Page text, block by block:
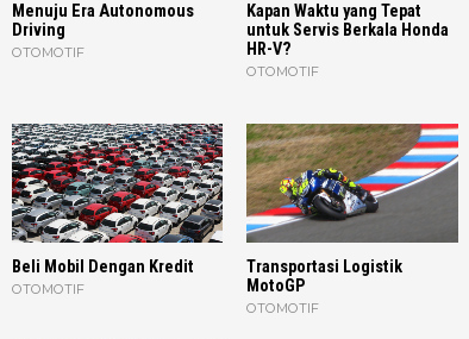
Menuju Era Autonomous
Driving
OTOMOTIF
Kapan Waktu yang Tepat
untuk Servis Berkala Honda
HR-V?
OTOMOTIF
Beli Mobil Dengan Kredit
OTOMOTIF
Transportasi Logistik
MotoGP
OTOMOTIF